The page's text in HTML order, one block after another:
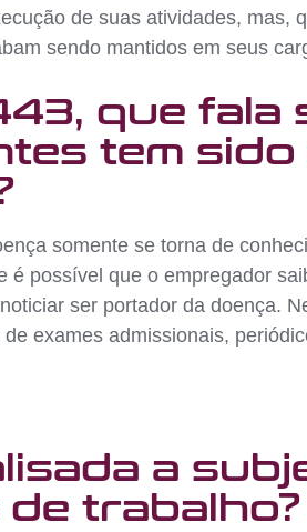
de suas atividades, mas,
sendo mantidos em seus
que fala
tem
somente se torna de
possível que o empregador
ser portador da doença.
exames admissionais,
a
trabalho?